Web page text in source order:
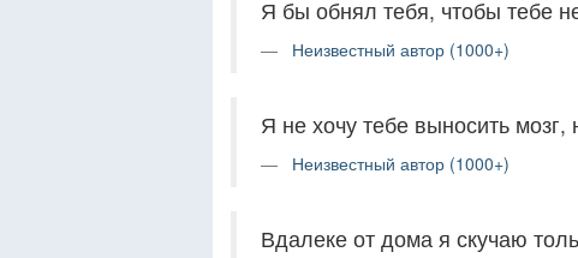
Я бы обнял тебя, чтобы тебе
Неизвестный автор (1000+)
Я не хочу тебе выносить
Неизвестный автор (1000+)
Вдалеке от дома я скучаю